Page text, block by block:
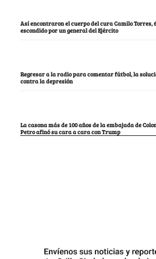
Así encontraron el cuerpo del cura Camilo Torres,
escondido por un general del Ejército
Regresar a la radio para comentar fútbol, la
contra la depresión
La casona más de 100 años de la embajada de
Petro afinó su cara a cara con Trump